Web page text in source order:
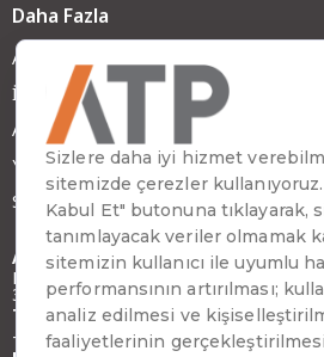
Daha Fazla
ATP Hakkında
İş Ortağımız Olun
ATP Kariyer
Yatırımcı İlişkileri
Sürdürülebilirlik
Adres
Emirhan Cad. No:109 Kat:9 Atakule,
34349 Beşiktaş, İstanbul, Türkiye
Telefon
+90 (212) 310 65 00